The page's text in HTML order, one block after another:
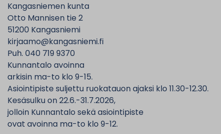
Kangasniemen kunta
Otto Mannisen tie 2
51200 Kangasniemi
kirjaamo@kangasniemi.fi
Puh. 040 719 9370
Kunnantalo avoinna
arkisin ma-to klo 9-15.
Asiointipiste suljettu ruokatauon ajaksi klo 11.30-12.30.
Kesäsulku on 22.6.-31.7.2026,
jolloin Kunnantalo sekä asiointipiste
ovat avoinna ma-to klo 9-12.